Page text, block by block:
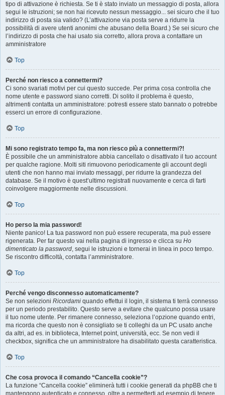
tipo di attivazione è richiesta. Se ti è stato inviato un messaggio di posta, allora
segui le istruzioni; se non hai ricevuto nessun messaggio... sei sicuro che il tuo
indirizzo di posta sia valido? (L’attivazione via posta serve a ridurre la
possibilità di avere utenti anonimi che abusano della Board.) Se sei sicuro che
l’indirizzo di posta che hai usato sia corretto, allora prova a contattare un
amministratore
Top
Perché non riesco a connettermi?
Ci sono svariati motivi per cui questo succede. Per prima cosa controlla che
nome utente e password siano corretti. Di solito il problema è questo,
altrimenti contatta un amministratore: potresti essere stato bannato o potrebbe
esserci un errore di configurazione.
Top
Mi sono registrato tempo fa, ma non riesco più a connettermi?!
È possibile che un amministratore abbia cancellato o disattivato il tuo account
per qualche ragione. Molti siti rimuovono periodicamente gli account degli
utenti che non hanno mai inviato messaggi, per ridurre la grandezza del
database. Se il motivo è quest’ultimo registrati nuovamente e cerca di farti
coinvolgere maggiormente nelle discussioni.
Top
Ho perso la mia password!
Niente panico! La tua password non può essere recuperata, ma può essere
rigenerata. Per far questo vai nella pagina di ingresso e clicca su Ho
dimenticato la password, segui le istruzioni e tornerai in linea in poco tempo.
Se riscontro difficoltà, contatta l’amministratore.
Top
Perché vengo disconnesso automaticamente?
Se non selezioni Ricordami quando effettui il login, il sistema ti terrà connesso
per un periodo prestabilito. Questo serve a evitare che qualcuno possa usare
il tuo nome utente. Per rimanere connesso, seleziona l’opzione quando entri,
ma ricorda che questo non è consigliato se ti colleghi da un PC usato anche
da altri, ad es. in biblioteca, Internet point, università, ecc. Se non vedi il
checkbox, significa che un amministratore ha disabilitato questa caratteristica.
Top
Che cosa provoca il comando “Cancella cookie”?
La funzione “Cancella cookie” eliminerà tutti i cookie generati da phpBB che ti
mantengono autenticato e connesso, oltre a permetterti ad esempio di tenere